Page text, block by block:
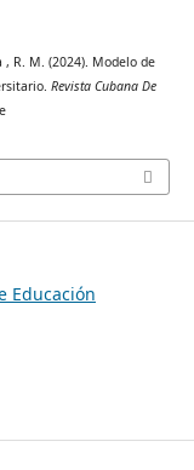
R. M. (2024). Modelo de
Revista Cubana De
Educación